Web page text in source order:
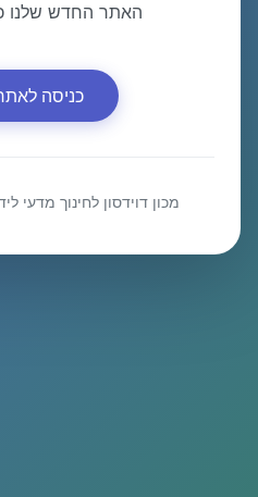
האתר החדש שלנו
כניסה
מכון דוידסון לחינוך מדעי